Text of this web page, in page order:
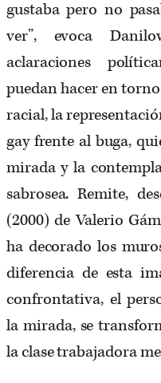
gustaba pero no
ver”, evoca
aclaraciones
puedan hacer en
racial, la
gay frente al buga,
mirada y la
sabrosea. Remite,
(2000) de Valerio
ha decorado los
diferencia de esta
confrontativa, el
la mirada, se
la clase trabajadora